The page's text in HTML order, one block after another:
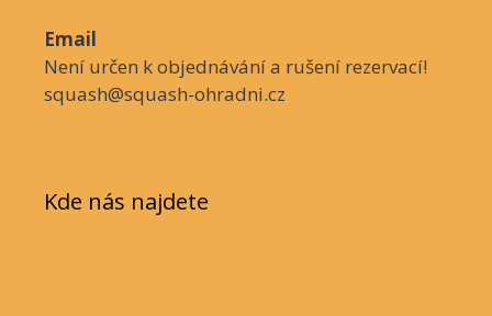
Email
Není určen k objednávání a rušení rezervací!
squash@squash-ohradni.cz
Kde nás najdete